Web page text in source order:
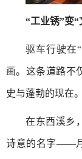
“工业锈”变
驱车行驶在
画。这条道路不
史与蓬勃的现在。
在东西溪乡
诗意的名字——